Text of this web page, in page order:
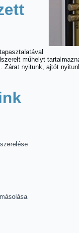
műhelyt
Zárat nyitunk, ajtót